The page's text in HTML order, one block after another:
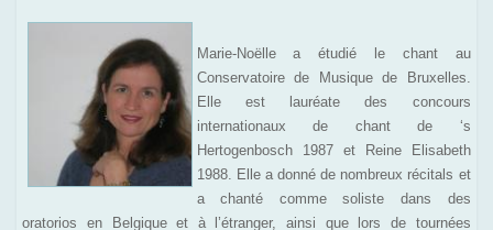
Marie-Noëlle a étudié le chant au
Conservatoire de Musique de Bruxelles.
Elle est lauréate des concours
internationaux de chant de ‘s
Hertogenbosch 1987 et Reine Elisabeth
1988. Elle a donné de nombreux récitals et
a chanté comme soliste dans des
oratorios en Belgique et à l’étranger, ainsi que lors de tournées